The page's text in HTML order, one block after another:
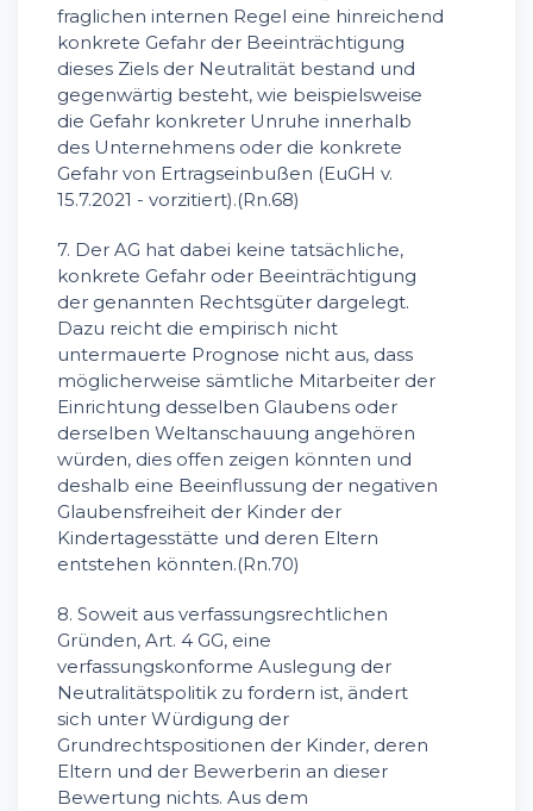
fraglichen internen Regel eine hinreichend
konkrete Gefahr der Beeinträchtigung
dieses Ziels der Neutralität bestand und
gegenwärtig besteht, wie beispielsweise
die Gefahr konkreter Unruhe innerhalb
des Unternehmens oder die konkrete
Gefahr von Ertragseinbußen (EuGH v.
15.7.2021 - vorzitiert).(Rn.68)
7. Der AG hat dabei keine tatsächliche,
konkrete Gefahr oder Beeinträchtigung
der genannten Rechtsgüter dargelegt.
Dazu reicht die empirisch nicht
untermauerte Prognose nicht aus, dass
möglicherweise sämtliche Mitarbeiter der
Einrichtung desselben Glaubens oder
derselben Weltanschauung angehören
würden, dies offen zeigen könnten und
deshalb eine Beeinflussung der negativen
Glaubensfreiheit der Kinder der
Kindertagesstätte und deren Eltern
entstehen könnten.(Rn.70)
8. Soweit aus verfassungsrechtlichen
Gründen, Art. 4 GG, eine
verfassungskonforme Auslegung der
Neutralitätspolitik zu fordern ist, ändert
sich unter Würdigung der
Grundrechtspositionen der Kinder, deren
Eltern und der Bewerberin an dieser
Bewertung nichts. Aus dem